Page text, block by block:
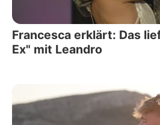
Francesca erklärt: Das
Ex" mit Leandro